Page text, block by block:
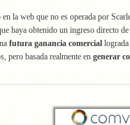
la web que no es operada por
haya obtenido un ingreso directo
futura ganancia comercial
pero basada realmente en generar